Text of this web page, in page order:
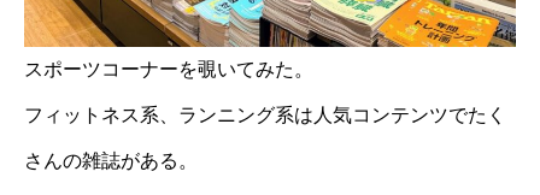
スポーツコーナーを覗いてみた。
フィットネス系、ランニング系は人気コンテンツでたく
さんの雑誌がある。